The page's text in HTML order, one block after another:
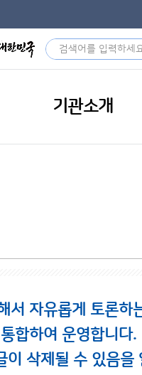
기관소개
서 자유롭게 토론하
합하여 운영합니다.
삭제될 수 있음을